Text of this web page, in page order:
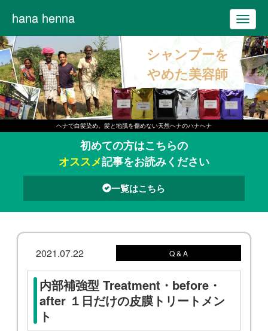
シャンプーを
やめた美容師
T
o
g
g
l
e
n
a
a
t
i
hana henna
ヘナで白髪染め。髪と地肌を傷めない天然ヘナのハナヘナ
初めての方はこちらの
オススメ記事をお読みください
一覧はこちら
2021.07.22 Q & A
内部補強型 Treatment・before・
after １日だけの皮膜トリートメン
ト